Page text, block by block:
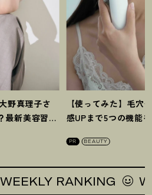
野真理子さ
最新美容習慣
【使ってみた】毛穴
感UPまで5つの機能
PR BEAUTY
RANKING